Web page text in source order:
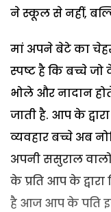
ने स्कूल से नहीं,
मां अपने बेटे का
स्पष्ट है कि बच्चे
भोले और नादान
जाती है. आप के
व्यवहार बच्चे अब
अपनी ससुराल
के प्रति आप के
है आज आप के पति